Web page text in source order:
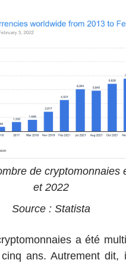
de cryptomonnaies
et 2022
Source : Statista
a été
ans. Autrement dit,